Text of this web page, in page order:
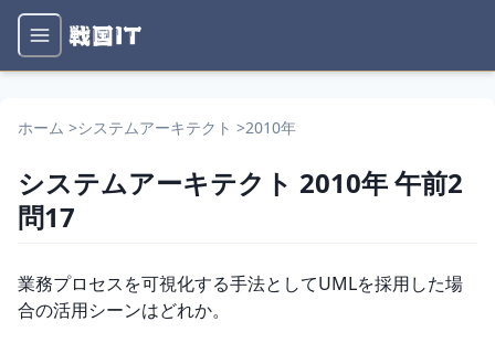
ホーム >システムアーキテクト >2010年
システムアーキテクト 2010年午前2
問17
問題文
業務プロセスを可視化する手法としてUMLを採用した場
合の活用シーンはどれか。